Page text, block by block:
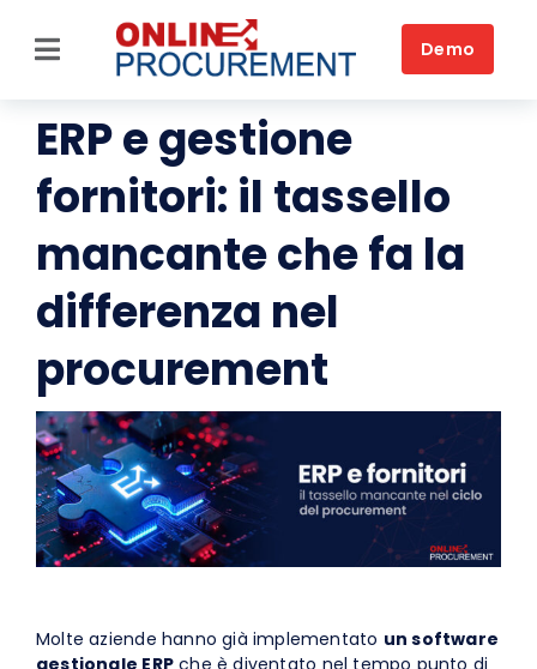
contentToggle
Home
Piattaforma
Soluzioni per settore
Soluzioni per esigenza
Clienti
Chi Siamo
Approfondimenti
Contatti
IT
Demo
ERP e gestione
fornitori: il tassello
mancante che fa la
differenza nel
procurement
Molte aziende hanno già implementato un software
gestionale ERPche è diventato nel tempo punto di